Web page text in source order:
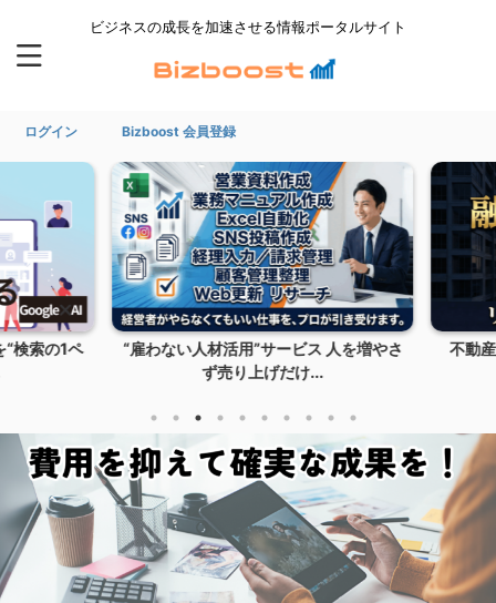
ビジネスの成長を加速させる情報ポータルサイト
ログイン Bizboost 会員登録
索の1ペ
“雇わない人材活用”サービス 人を増やさ
ず売り上げだけ...
不動産